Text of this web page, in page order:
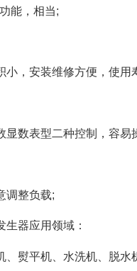
能，相当;
，安装维修方便，使用
数表型二种控制，容易
调整负载;
器应用领域：
熨平机、水洗机、脱水